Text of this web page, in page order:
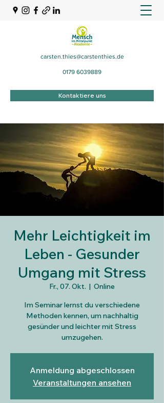
carsten.thies@carstenthies.de
0179 6039889
Kontaktiere uns
Mehr Leichtigkeit im
Leben - Gesunder
Umgang mit Stress
Fr., 07. Okt.
  |
Online
Im Seminar lernst du verschiedene
Methoden kennen, um nachhaltig
gesünder und leichter mit Stress
umzugehen.
Anmeldung abgeschlossen
Veranstaltungen ansehen